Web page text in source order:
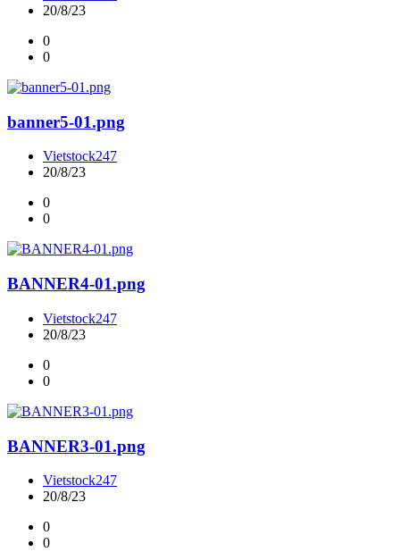
20/8/23
0
0
banner5-01.png
Vietstock247
20/8/23
0
0
BANNER4-01.png
Vietstock247
20/8/23
0
0
BANNER3-01.png
Vietstock247
20/8/23
0
0